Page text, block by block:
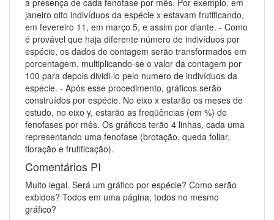
janeiro oito indivíduos da espécie x estavam frutificando,
em fevereiro 11, em março 5, e assim por diante. - Como
é provável que haja diferente número de indivíduos por
espécie, os dados de contagem serão transformados em
porcentagem, multiplicando-se o valor da contagem por
100 para depois dividi-lo pelo numero de indivíduos da
espécie. - Após esse procedimento, gráficos serão
construídos por espécie. No eixo x estarão os meses de
estudo, no eixo y, estarão as freqüências (em %) de
fenofases por mês. Os gráficos terão 4 linhas, cada uma
representando uma fenofase (brotação, queda foliar,
floração e frutificação).
Comentários PI
Muito legal. Será um gráfico por espécie? Como serão
exbidos? Todos em uma página, todos no mesmo
gráfico?